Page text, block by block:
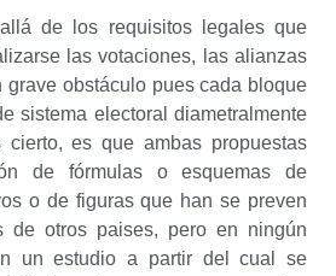
de los requisitos legales que
las votaciones, las alianzas
grave obstáculo pues cada bloque
sistema electoral diametralmente
es que ambas propuestas
de fórmulas o esquemas de
o de figuras que han se preven
de otros paises, pero en ningún
un estudio a partir del cual se